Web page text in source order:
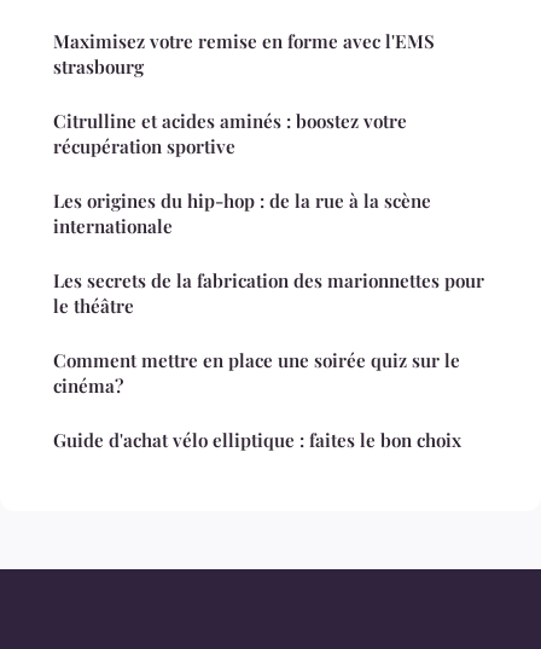
Maximisez votre remise en forme avec l'EMS
strasbourg
Citrulline et acides aminés : boostez votre
récupération sportive
Les origines du hip-hop : de la rue à la scène
internationale
Les secrets de la fabrication des marionnettes pour
le théâtre
Comment mettre en place une soirée quiz sur le
cinéma?
Guide d'achat vélo elliptique : faites le bon choix